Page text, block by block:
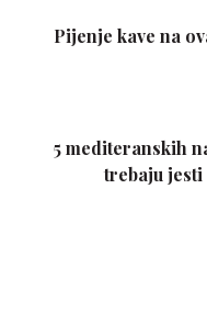
Pijenje kave na
5 mediteranskih
trebaju jesti